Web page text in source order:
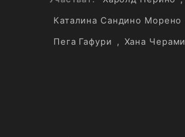
Каталина Сандино Морено
Пега Гафури
, Хана Черами